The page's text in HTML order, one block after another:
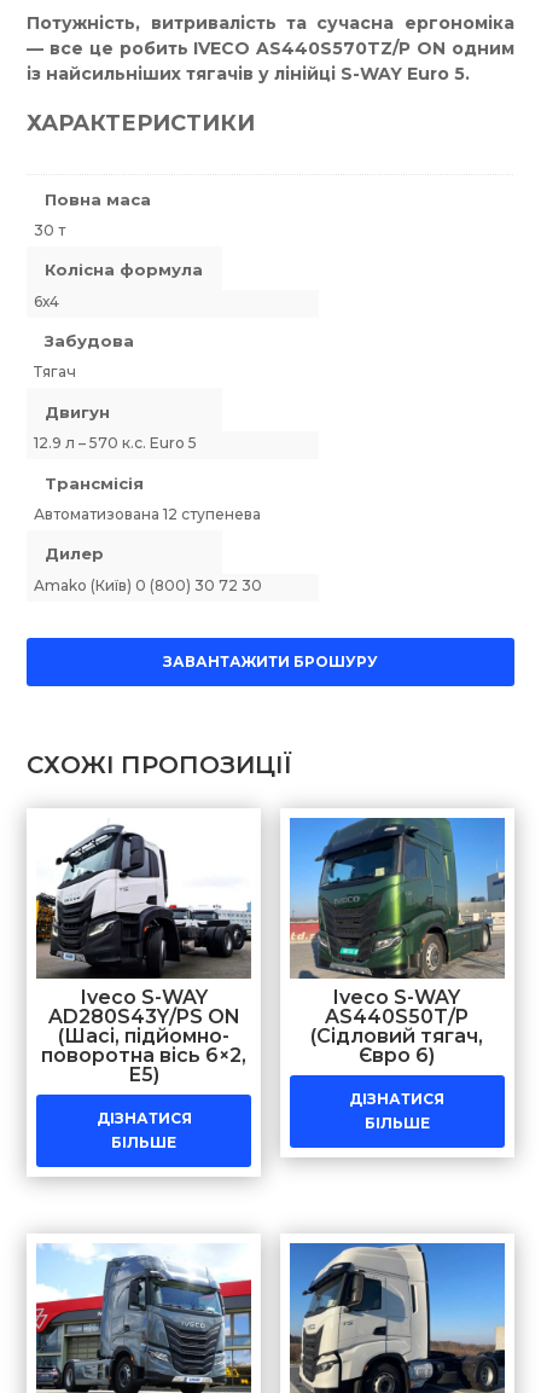
Потужність, витривалість та сучасна ергономіка
— все це робить IVECO AS440S570TZ/P ON одним
із найсильніших тягачів у лінійці S-WAY Euro 5.
ХАРАКТЕРИСТИКИ
Повна маса
30 т
Колісна формула
6х4
Забудова
Тягач
Двигун
12.9 л – 570 к.с. Euro 5
Трансмісія
Автоматизована 12 ступенева
Дилер
Amako (Київ) 0 (800) 30 72 30
ЗАВАНТАЖИТИ БРОШУРУ
СХОЖІ ПРОПОЗИЦІЇ
Iveco S-WAY
AD280S43Y/PS ON
(Шасі, підйомно-
поворотна вісь 6×2,
Е5)
ДІЗНАТИСЯ
БІЛЬШЕ
Iveco S-WAY
AS440S50T/P
(Сідловий тягач,
Євро 6)
ДІЗНАТИСЯ
БІЛЬШЕ